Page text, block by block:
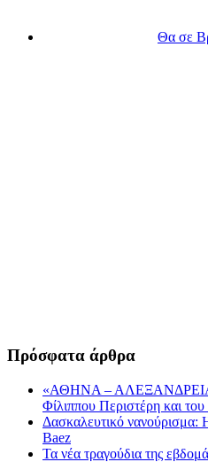
Θα σε
Πρόσφατα άρθρα
«ΑΘΗΝΑ –
Φίλιππου Περιστέρη και
Δασκαλευτικό νανούρισμα:
Baez
Τα νέα τραγούδια της